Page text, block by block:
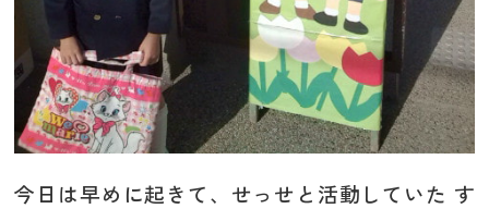
今日は早めに起きて、せっせと活動していた す